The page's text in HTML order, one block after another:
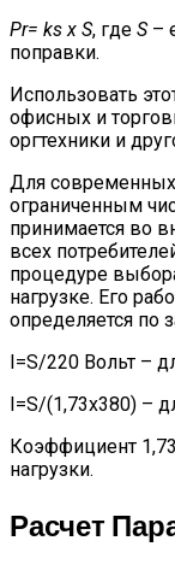
Pr= ks х S, где S–
поправки.
Использовать
офисных и
оргтехники и
Для
ограниченным
принимается во
всех
процедуре
нагрузке. Его
определяется по
I=S/220 Вольт –
I=S/(1,73х380) –
Коэффициент
нагрузки.
Расчет